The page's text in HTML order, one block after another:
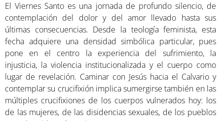
El Viernes Santo es una jornada de profundo silencio, de
contemplación del dolor y del amor llevado hasta sus
últimas consecuencias. Desde la teología feminista, esta
fecha adquiere una densidad simbólica particular, pues
pone en el centro la experiencia del sufrimiento, la
injusticia, la violencia institucionalizada y el cuerpo como
lugar de revelación. Caminar con Jesús hacia el Calvario y
contemplar su crucifixión implica sumergirse también en las
múltiples crucifixiones de los cuerpos vulnerados hoy: los
de las mujeres, de las disidencias sexuales, de los pueblos